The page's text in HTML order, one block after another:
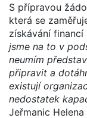
S přípravou
která se
získávání
jsme na to v
neumím
připravit a
existují
nedostatek
Jeřmanic